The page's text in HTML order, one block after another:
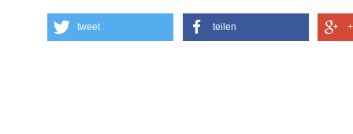
tweet teilen